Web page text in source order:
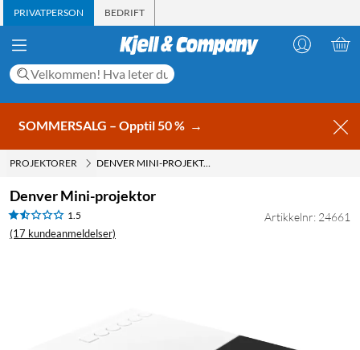
PRIVATPERSON BEDRIFT
SOMMERSALG – Opptil 50 % →
PROJEKTORER DENVER MINI-PROJEKTOR
Denver Mini-projektor
1.5
(17 kundeanmeldelser)
Artikkelnr: 24661